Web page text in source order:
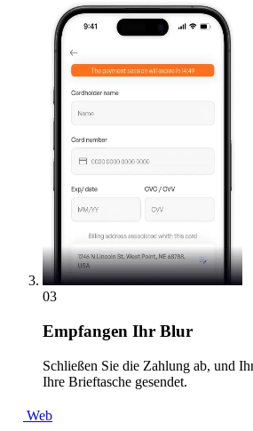
03
Empfangen Ihr Blur
Schließen Sie die Zahlung ab, und
Ihre Brieftasche gesendet.
Web